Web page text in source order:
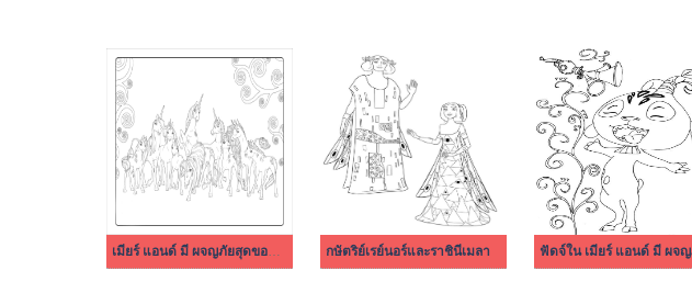
เมียร์ แอนด์ มี ผจญภัยสุดขอบฟ้า 5 กษัตริย์เรย์นอร์และราชินีเมลา